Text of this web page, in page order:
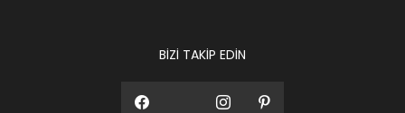
BİZİ TAKİP EDİN